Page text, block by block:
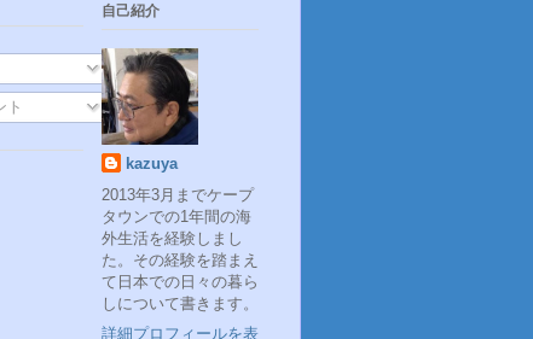
ト
自己紹介
kazuya
2013年3月までケープ
タウンでの1年間の海
外生活を経験しまし
た。その経験を踏まえ
て日本での日々の暮ら
しについて書きます。
詳細プロフィールを表